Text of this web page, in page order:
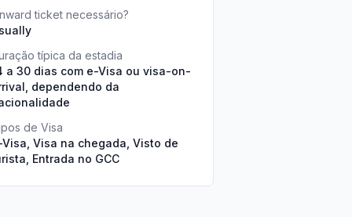
ticket necessário?
típica da estadia
a 30 dias com e-Visa ou visa-on-
dependendo da
de Visa
Visa, Visa na chegada, Visto de
Entrada no GCC